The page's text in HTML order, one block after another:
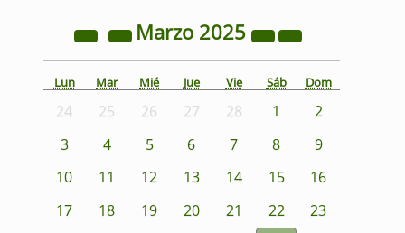
Marzo 2025
Lun Mar Mié Jue Vie Sáb Dom
24 25 26 27 28 1
2
3
4 5 6 7 8
9
10
11 12 13 14 15
16
17
18 19 20 21 22
23